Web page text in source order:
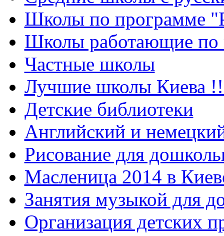
Школы по программе
Школы работающие по
Частные школы
Лучшие школы Киева
Детские библиотеки
Английский и
Рисование для
Масленица 2014 в
Занятия музыкой для
Организация детских